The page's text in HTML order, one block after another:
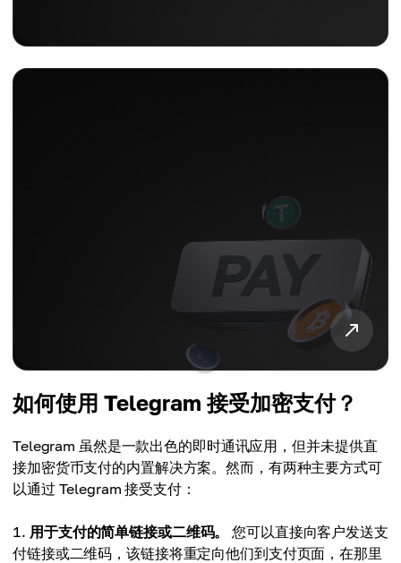
如何使用 Telegram 接受加密支付？
Telegram 虽然是一款出色的即时通讯应用，但并未提供直
接加密货币支付的内置解决方案。然而，有两种主要方式可
以通过 Telegram 接受支付：
用于支付的简单链接或二维码。
您可以直接向客户发送支
付链接或二维码，该链接将重定向他们到支付页面，在那里